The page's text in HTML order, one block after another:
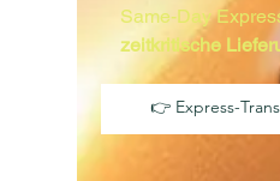
Same-Day
zeitkritische
👉 Express-